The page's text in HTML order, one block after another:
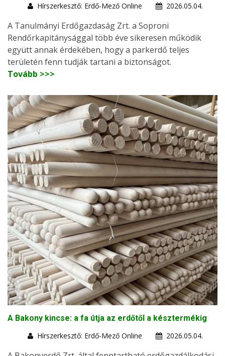
Hírszerkesztő: Erdő-Mező Online
2026.05.04.
A Tanulmányi Erdőgazdaság Zrt. a Soproni
Rendőrkapitánysággal több éve sikeresen működik
együtt annak érdekében, hogy a parkerdő teljes
területén fenn tudják tartani a biztonságot.
Tovább >>>
A Bakony kincse: a fa útja az erdőtől a késztermékig
Hírszerkesztő: Erdő-Mező Online
2026.05.04.